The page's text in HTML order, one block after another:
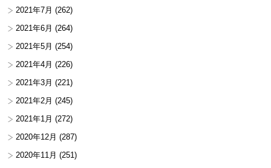
2021年7月 (262)
2021年6月 (264)
2021年5月 (254)
2021年4月 (226)
2021年3月 (221)
2021年2月 (245)
2021年1月 (272)
2020年12月 (287)
2020年11月 (251)